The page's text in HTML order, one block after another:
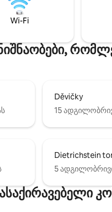
საინტერესო ტურისტულ
Სახლთან
მაღაზია და რამდენიმე
Wi-Fi
Děvičky
15
Dietrichstein
5